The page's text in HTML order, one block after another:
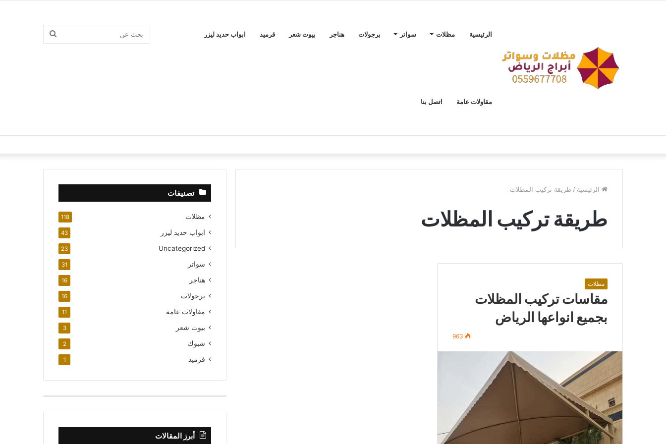
الرئيسية مظلات سواتر برجولات هناجر بيوت شعر قرميد ابواب حديد ليزر
مقاولات عامة اتصل بنا
بحث
الرئيسية / طريقة تركيب المظلات
طريقة تركيب المظلات
مظلات
مقاسات تركيب المظلات
بجميع انواعها الرياض
963
تصنيفات
مظلات 118
ابواب حديد ليزر 43
Uncategorized
23
سواتر 31
هناجر 16
برجولات 16
مقاولات عامة 11
بيوت شعر 3
شبوك 2
قرميد 1
أبرز المقالات